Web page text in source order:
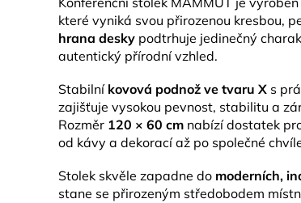
které vyniká svou přirozenou kresbou,
hrana desky podtrhuje jedinečný
autentický přírodní vzhled.
Stabilní kovová podnož ve tvaru X s
zajišťuje vysokou pevnost, stabilitu a
Rozměr 120 × 60 cm nabízí dostatek
od kávy a dekorací až po společné
Stolek skvěle zapadne do moderních,
stane se přirozeným středobodem